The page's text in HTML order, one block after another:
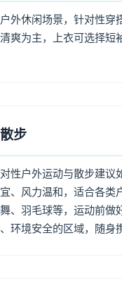
外休闲场景，针对性穿
爽为主，上衣可选择
步
性户外运动与散步建议
、风力温和，适合各
、羽毛球等，运动前
环境安全的区域，随身